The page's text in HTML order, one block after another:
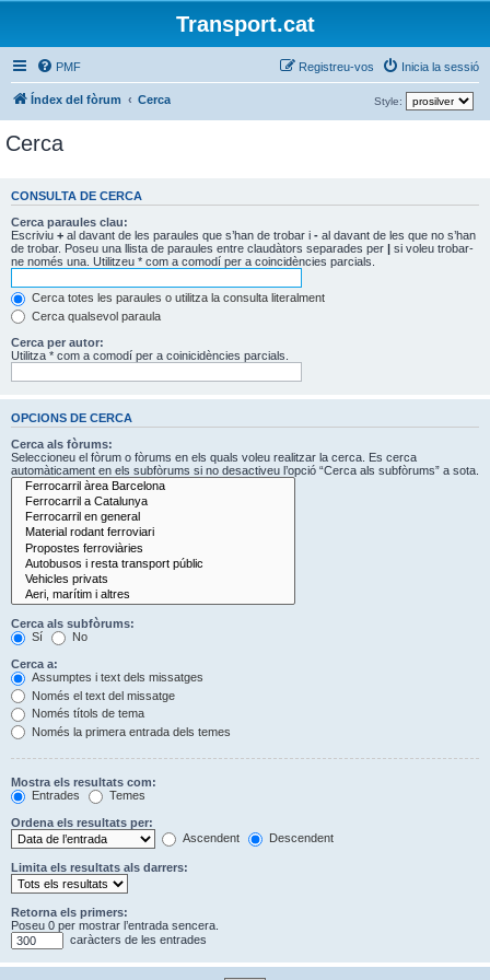
Transport.cat
PMF Inicia la sessió
Registreu-vos
Índex del fòrum Cerca Style:
Cerca
CONSULTA DE CERCA
Cerca paraules clau:
Escriviu + al davant de les paraules que s’han de trobar i - al davant de les que no s’han
de trobar. Poseu una llista de paraules entre claudàtors separades per | si voleu trobar-
ne només una. Utilitzeu * com a comodí per a coincidències parcials.
Cerca totes les paraules o utilitza la consulta literalment
Cerca qualsevol paraula
Cerca per autor:
Utilitza * com a comodí per a coinicidències parcials.
OPCIONS DE CERCA
Cerca als fòrums:
Seleccioneu el fòrum o fòrums en els quals voleu realitzar la cerca. Es cerca
automàticament en els subfòrums si no desactiveu l’opció “Cerca als subfòrums” a sota.
Cerca als subfòrums:
Sí
No
Cerca a:
Assumptes i text dels missatges
Només el text del missatge
Només títols de tema
Només la primera entrada dels temes
Mostra els resultats com:
Entrades
Temes
Ordena els resultats per:
Ascendent
Descendent
Limita els resultats als darrers:
Retorna els primers:
Poseu 0 per mostrar l’entrada sencera.
caràcters de les entrades